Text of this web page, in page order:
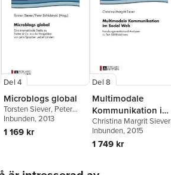
Del 4
Microblogs global
Torsten Siever, Peter
Schlobinski
Inbunden, 2013
1 169 kr
Del 8
Multimodale
Kommunikation im
Social Web
Christina Margrit Siever
Torsten Siever
Inbunden, 2015
1 749 kr